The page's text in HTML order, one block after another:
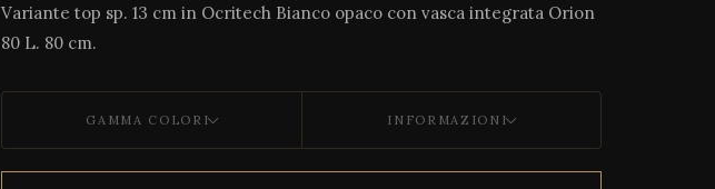
Variante top sp. 13 cm in Ocritech Bianco opaco con vasca integrata Orion
80 L. 80 cm.
GAMMA COLORI INFORMAZIONI